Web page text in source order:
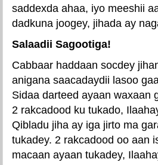
saddexda ahaa, iyo meeshii
dadkuna joogey, jihada ay
Salaadii Sagootiga!
Cabbaar haddaan socdey
anigana saacadaydii lasoo
Sidaa darteed ayaan waxaan
2 rakcadood ku tukado,
Qibladu jiha ay iga jirto ma
tukadey. 2 rakcadood oo aan
macaan ayaan tukadey,